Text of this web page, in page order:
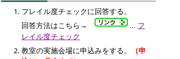
フレイル度チェックに回答する。
回答方法はこちら→
… フ
レイル度チェック
教室の実施会場に申込みをする。
（申